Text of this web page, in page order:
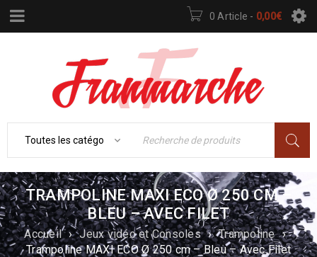
0 Article - 0,00€
TRAMPOLINE MAXI ECO Ø 250 CM –
BLEU – AVEC FILET
Accueil › Jeux vidéo et Consoles › Trampoline ›
Trampoline MAXI ECO Ø 250 cm – Bleu – Avec Filet